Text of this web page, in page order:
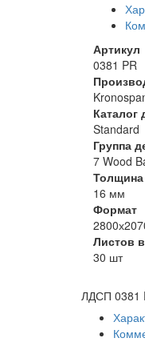
Артикул
0381 PR
Каталог
Standard
Группа
7 Wood
Толщина
16 мм
Формат
Листов
30 шт
ЛДСП 0381